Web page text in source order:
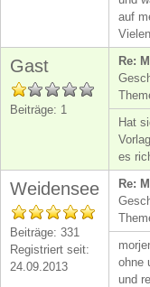
auf
Gast
Beiträge: 1
Re:
Hat
es
Weidensee
Beiträge: 331
Registriert seit:
24.09.2013
Re:
ohne
und